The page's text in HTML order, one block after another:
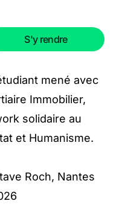
S'y rendre
mené avec
Immobilier,
solidaire au
et Humanisme.
Roch, Nantes